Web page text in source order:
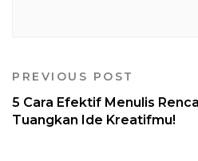
PREVIOUS POST
5 Cara Efektif Menulis
Tuangkan Ide Kreatifmu!